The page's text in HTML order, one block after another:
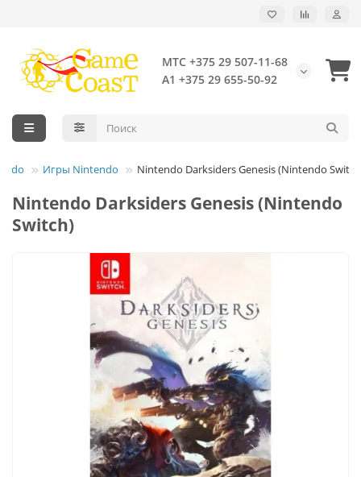
МТС +375 29 507-11-68
А1 +375 29 655-50-92
Игры Nintendo Nintendo Darksiders Genesis (Nintendo
Nintendo Darksiders Genesis (Nintendo
Switch)